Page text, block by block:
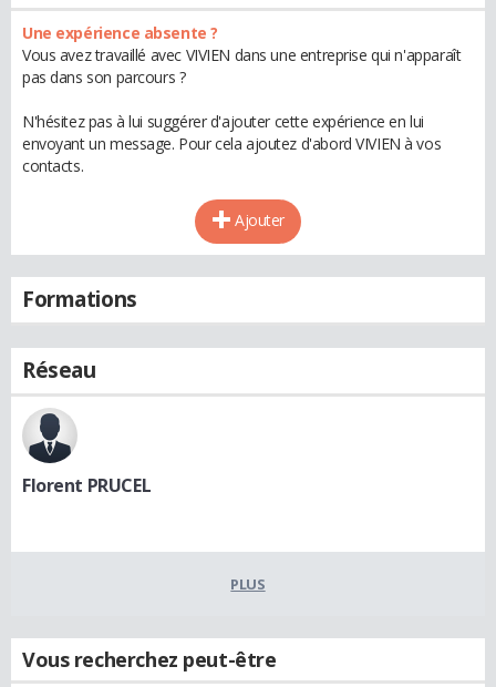
Une expérience absente ?
Vous avez travaillé avec VIVIEN dans une entreprise qui n'apparaît
pas dans son parcours ?
N'hésitez pas à lui suggérer d'ajouter cette expérience en lui
envoyant un message. Pour cela ajoutez d'abord VIVIEN à vos
contacts.
Ajouter
Formations
Réseau
Florent PRUCEL
PLUS
Vous recherchez peut-être